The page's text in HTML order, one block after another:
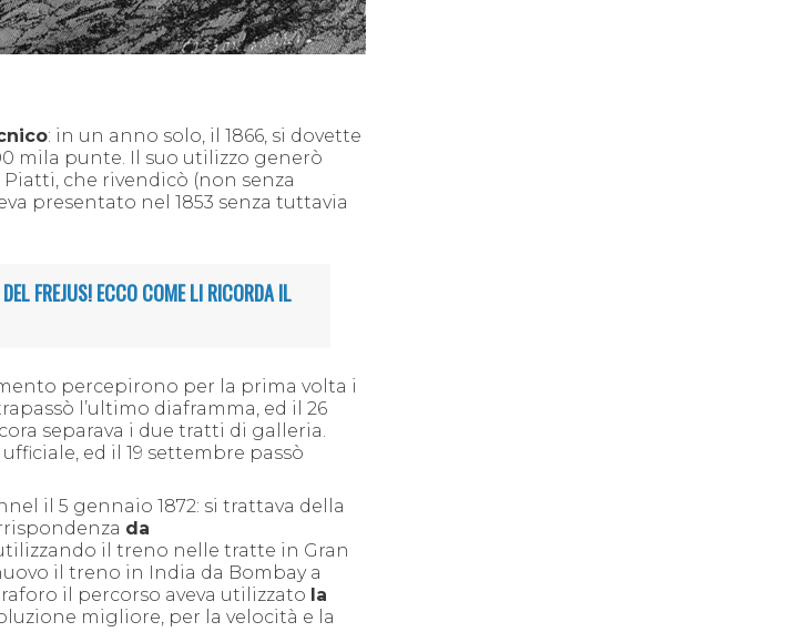
: in un anno solo, il 1866, si dovette
mila punte.
Il suo utilizzo generò
che rivendicò (non senza
presentato nel 1853 senza tuttavia
FREJUS! ECCO COME LI RICORDA IL
percepirono per la prima volta i
l’ultimo diaframma, ed il 26
separava i due tratti di galleria.
ed il 19 settembre passò
il 5 gennaio 1872: si trattava della
da
il treno nelle tratte in Gran
il treno in India da Bombay a
il percorso aveva utilizzato la
migliore, per la velocità e la